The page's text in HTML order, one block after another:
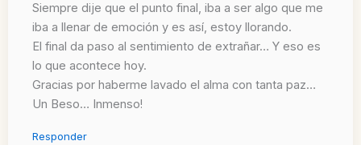
Siempre dije que el punto final, iba a ser algo que me
iba a llenar de emoción y es así, estoy llorando.
El final da paso al sentimiento de extrañar… Y eso es
lo que acontece hoy.
Gracias por haberme lavado el alma con tanta paz…
Un Beso… Inmenso!
Responder